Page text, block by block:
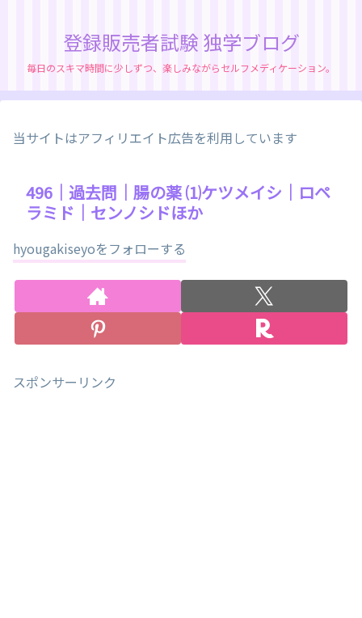
登録販売者試験 独学ブログ
毎日のスキマ時間に少しずつ、楽しみながらセルフメディケーション。
当サイトはアフィリエイト広告を利用しています
496｜過去問｜腸の薬 ⑴ケツメイシ｜ロペ
ラミド｜センノシドほか
hyougakiseyoをフォローする
スポンサーリンク